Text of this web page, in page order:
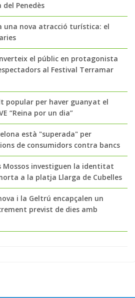
del Penedès
una nova atracció turística: el
el públic en protagonista
al Festival Terramar
popular per haver guanyat el
“Reina por un dia”
està "superada" per
de consumidors contra bancs
Mossos investiguen la identitat
a la platja Llarga de Cubelles
i la Geltrú encapçalen un
previst de dies amb